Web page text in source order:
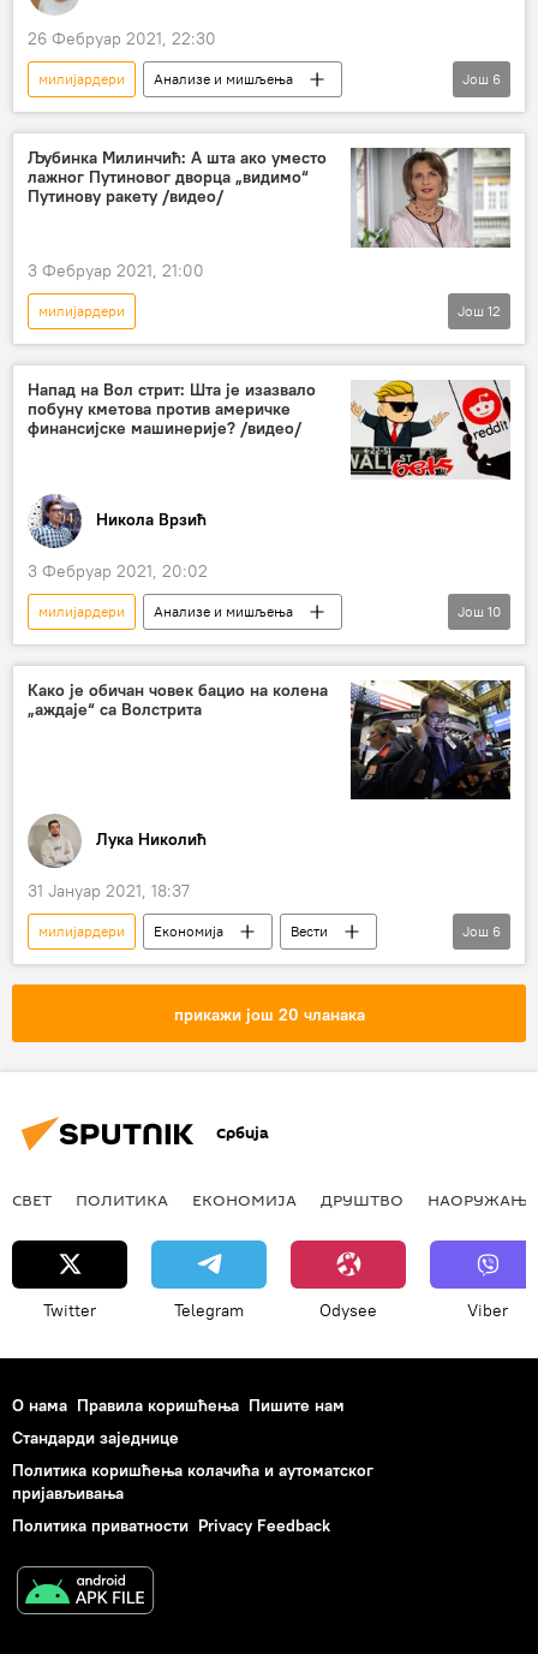
26 Фебруар 2021, 22:30
милијардери
Анализе и мишљења
Коментари и Аналитика
неонацисти
пандемија
корист
капитализам
урушавање
Још 6
Љубинка Милинчић: А шта ако уместо
лажног Путиновог дворца „видимо“
Путинову ракету /видео/
3 Фебруар 2021, 21:00
милијардери
Љубинка Милинчић: Мој поглед на Русију
Радио
Русија Свет
Вести
Мултимедија
Видео
Светски економски форум у Давосу
Владимир Путин
светска економска криза
Још 12
Напад на Вол стрит: Шта је изазвало
побуну кметова против америчке
финансијске машинерије? /видео/
Никола Врзић
3 Фебруар 2021, 20:02
милијардери
Анализе и мишљења
Видео
Мултимедија
Вести
Економија
Вол Стрит
Америка
финансије
пандемија
Радио
Још 10
Како је обичан човек бацио на колена
„аждаје“ са Волстрита
Лука Николић
31 Јануар 2021, 18:37
милијардери Економија
Вести
Анализе и мишљења
Њујоршка берза
Ненад Гујаничић
Још 6
прикажи још 20 чланака
Србија
СВЕТ ПОЛИТИКА ЕКОНОМИЈА ДРУШТВО НАОРУЖАЊЕ
Twitter Telegram Odysee Viber
О нама Правила коришћења Пишите нам
Стандарди заједнице
Политика коришћења колачића и аутоматског
пријављивања
Политика приватности Privacy Feedback